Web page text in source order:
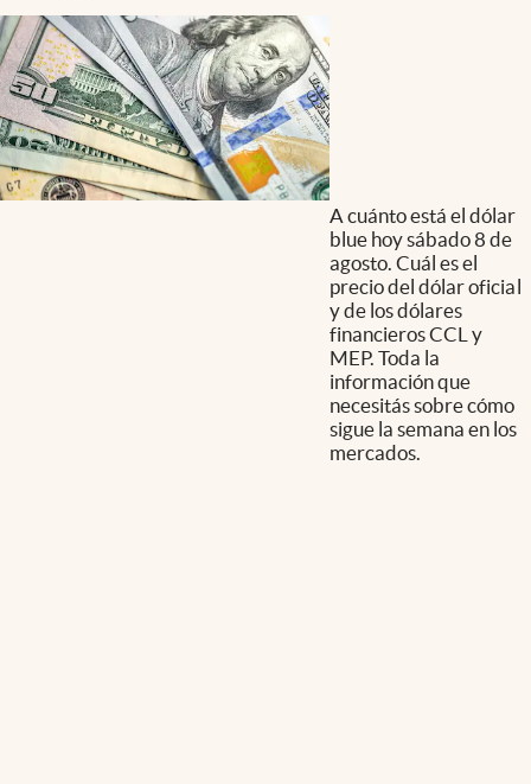
A cuánto está el dólar
blue hoy sábado 8 de
agosto. Cuál es el
precio del dólar oficial
y de los dólares
financieros CCL y
MEP. Toda la
información que
necesitás sobre cómo
sigue la semana en los
mercados.